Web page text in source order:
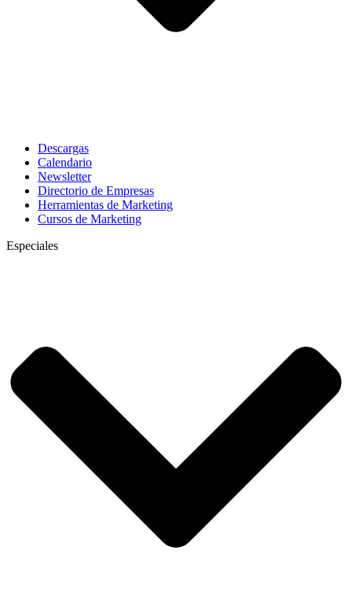
Descargas
Calendario
Newsletter
Directorio de Empresas
Herramientas de Marketing
Cursos de Marketing
Especiales